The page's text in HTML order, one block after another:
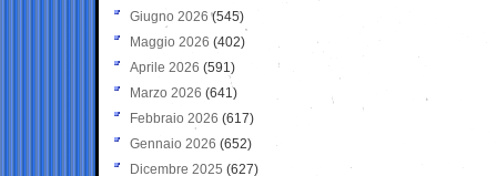
Giugno 2026 (545)
Maggio 2026 (402)
Aprile 2026 (591)
Marzo 2026 (641)
Febbraio 2026 (617)
Gennaio 2026 (652)
Dicembre 2025 (627)